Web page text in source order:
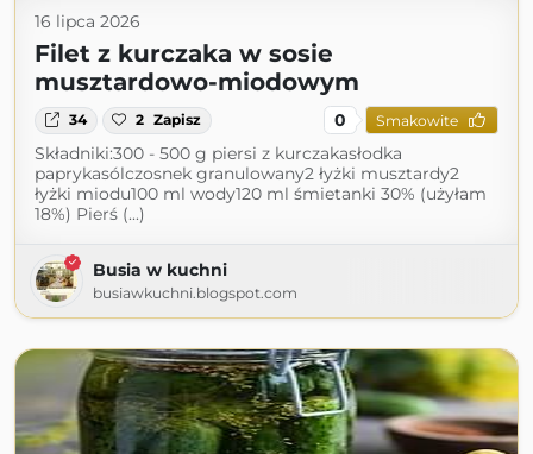
16 lipca 2026
Filet z kurczaka w sosie
musztardowo-miodowym
34 2 Zapisz 0 Smakowite
Składniki:300 - 500 g piersi z kurczakasłodka
paprykasólczosnek granulowany2 łyżki musztardy2
łyżki miodu100 ml wody120 ml śmietanki 30% (użyłam
18%) Pierś (...)
Busia w kuchni
busiawkuchni.blogspot.com